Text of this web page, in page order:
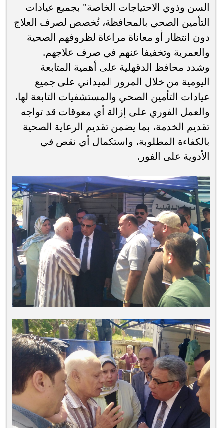
السن وذوي الاحتياجات الخاصة" بجميع عيادات
التأمين الصحي بالمحافظة، تُخصص لصرف العلاج
دون انتظار أو معاناة مراعاة لظروفهم الصحية
والعمرية وتخفيفا عنهم في صرف علاجهم.
وشدد محافظ الدقهلية على أهمية المتابعة
اليومية من خلال المرور الميداني على جميع
عيادات التأمين الصحي والمستشفيات التابعة لها،
والعمل الفوري على إزالة أي معوقات قد تواجه
تقديم الخدمة، بما يضمن تقديم الرعاية الصحية
بالكفاءة المطلوبة، واستكمال أي نقص في
الأدوية على الفور.